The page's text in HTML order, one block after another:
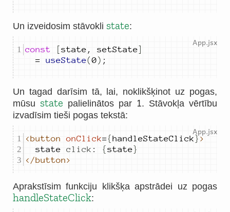
Un izveidosim stāvokli state:
const [state , setState]
= useState(0) ;
Un tagad darīsim tā, lai, noklikšķinot uz pogas,
mūsu state palielinātos par 1. Stāvokļa vērtību
izvadīsim tieši pogas tekstā:
<button onClick={handleStateClick}>
state click : {state}
</button>
Aprakstīsim funkciju klikšķa apstrādei uz pogas
handleStateClick: